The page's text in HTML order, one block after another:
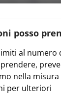
posso
al numero
nella misura
per ulteriori